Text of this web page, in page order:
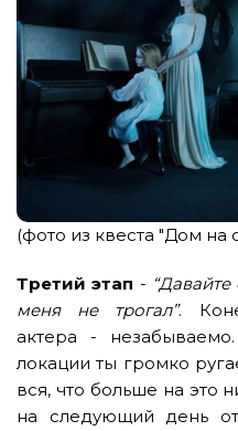
(фото из квеста "Дом на
Третий этап -
меня не трогал”.
актера -
локации ты громко
вся, что больше на это
на следующий день